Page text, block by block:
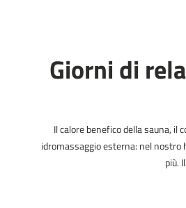
Giorni di
Il calore benefico della sauna, il
idromassaggio esterna: nel nostro
più. Il